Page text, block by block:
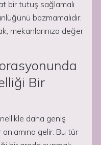
bir tutuş sağlamalı
bozmamalıdır.
mekanlarınıza değer
Bir
daha geniş
gelir. Bu tür